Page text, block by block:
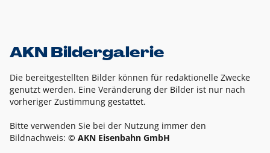
AKN Bildergalerie
Die bereitgestellten Bilder können für redaktionelle Zwecke
genutzt werden. Eine Veränderung der Bilder ist nur nach
vorheriger Zustimmung gestattet.
Bitte verwenden Sie bei der Nutzung immer den
Bildnachweis: © AKN Eisenbahn GmbH